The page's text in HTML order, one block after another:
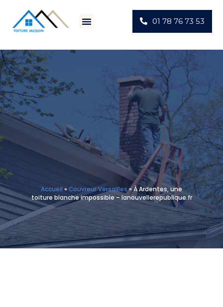
01 78 76 73 53
Accueil » Couvreur Versailles»À Ardentes, une
toiture blanche impossible – lanouvellerepublique.fr